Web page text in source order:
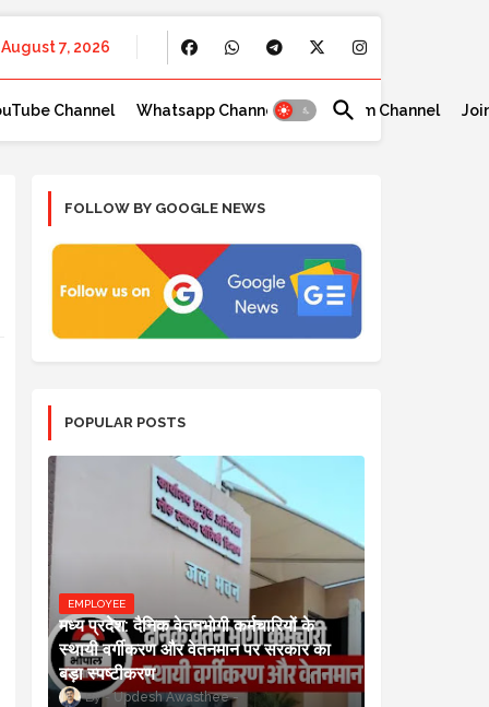
August 7, 2026
Channel Whatsapp Channel Telegram Channel
FOLLOW BY GOOGLE NEWS
POPULAR POSTS
EMPLOYEE
मध्य प्रदेश: दैनिक वेतनभोगी कर्मचारियों के
स्थायी वर्गीकरण और वेतनमान पर सरकार का
बड़ा स्पष्टीकरण
Updesh Awasthee